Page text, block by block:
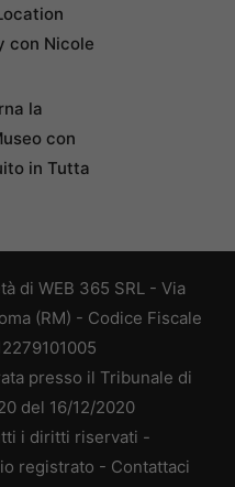
con Nicole
la
con
in Tutta
di WEB 365 SRL - Via
(RM) - Codice Fiscale
presso il Tribunale di
del 16/12/2020
i diritti riservati -
registrato - Contattaci